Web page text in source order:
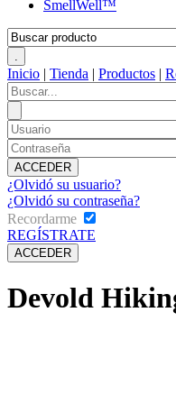
SmellWell™
Inicio | Tienda | Productos |
¿Olvidó su usuario?
¿Olvidó su contraseña?
Recordarme
REGÍSTRATE
Devold